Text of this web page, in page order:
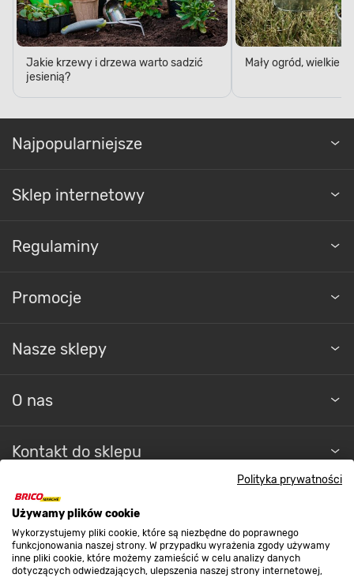
Polityka prywatności
Używamy plików cookie
Wykorzystujemy pliki cookie, które są niezbędne do poprawnego
funkcjonowania naszej strony. W przypadku wyrażenia zgody używamy
inne pliki cookie, które możemy zamieścić w celu analizy danych
dotyczących odwiedzających, ulepszenia naszej strony internetowej,
Jakie krzewy i drzewa warto sadzić
jesienią?
Mały ogród, wielkie
Najpopularniejsze
Sklep internetowy
Regulaminy
Promocje
Nasze sklepy
O nas
Kontakt do sklepu
Strefa biznesu
Dołącz do nas